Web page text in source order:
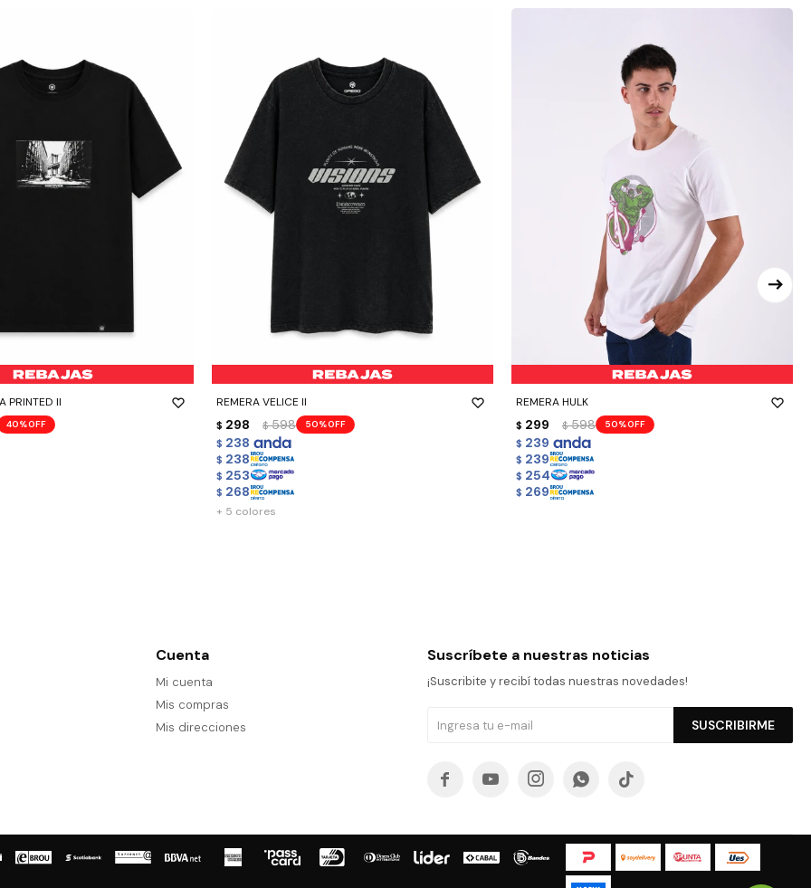
PRINTED II
40
REMERA VELICE II
$ 298 $ 598 50
$ 238
$ 238
$ 253
$ 268
- +
+ 5 colores
REMERA HULK
$ 299 $ 598 50
$ 239
$ 239
$ 254
$ 269
- +
Cuenta
Mi cuenta
Mis compras
Mis direcciones
Suscríbete a nuestras noticias
¡Suscribite y recibí todas nuestras novedades!
SUSCRIBIRME
    